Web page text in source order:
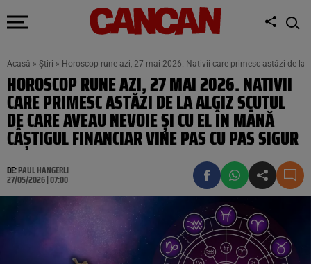
Acasă » Știri » Horoscop rune azi, 27 mai 2026. Nativii care primesc astăzi de
HOROSCOP RUNE AZI, 27 MAI 2026. NATIVII
CARE PRIMESC ASTĂZI DE LA ALGIZ SCUTUL
DE CARE AVEAU NEVOIE ȘI CU EL ÎN MÂNĂ
CÂȘTIGUL FINANCIAR VINE PAS CU PAS SIGUR
DE:PAUL HANGERLI
27/05/2026 | 07:00